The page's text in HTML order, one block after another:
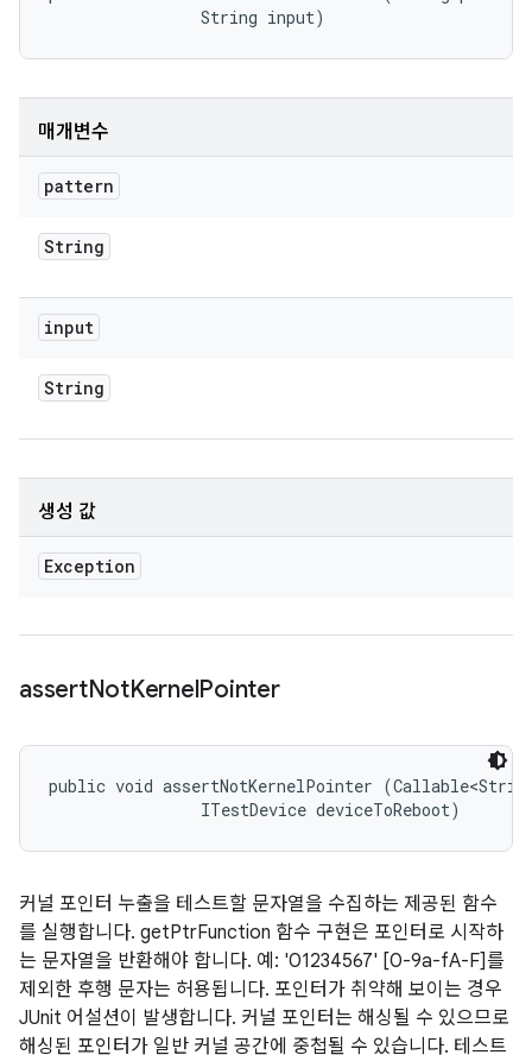
                String input)
매개변수
pattern
String
input
String
생성 값
Exception
assertNotKernelPointer
public void assertNotKernelPointer
                ITestDevice deviceToReboot)
커널 포인터 누출을 테스트할 문자열을 수집하는 제공된 함수
를 실행합니다. getPtrFunction 함수 구현은 포인터로 시작하
는 문자열을 반환해야 합니다. 예: '01234567' [0-9a-fA-F]를
제외한 후행 문자는 허용됩니다. 포인터가 취약해 보이는 경우
JUnit 어설션이 발생합니다. 커널 포인터는 해싱될 수 있으므로
해싱된 포인터가 일반 커널 공간에 중첩될 수 있습니다. 테스트